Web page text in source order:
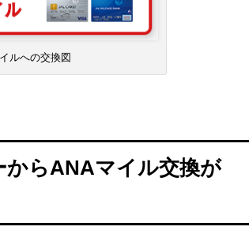
ルへの交換図
からANAマイル交換が